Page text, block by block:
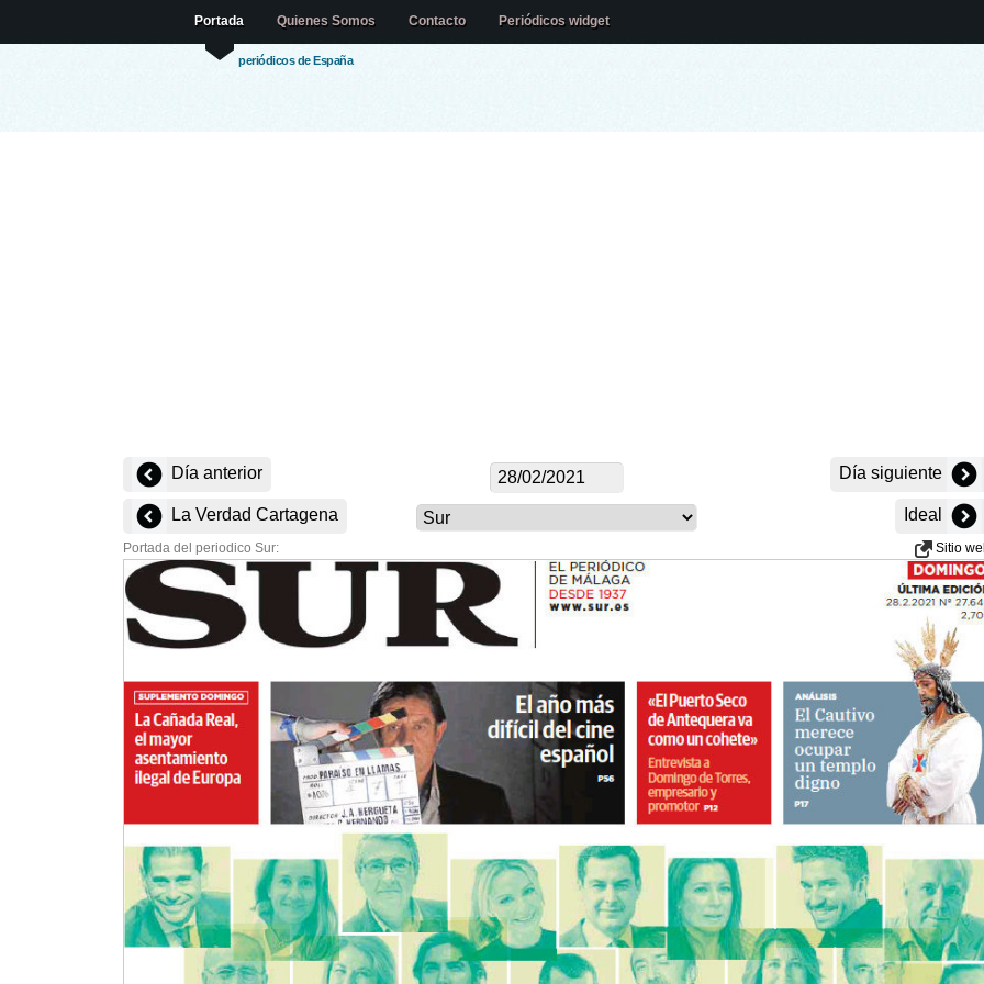
periódicos de España
Portada Quienes Somos Contacto Periódicos widget
Día anterior Día siguiente
La Verdad Cartagena Ideal
Portada del periodico Sur: Sitio